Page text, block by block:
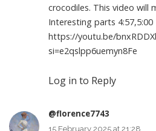
crocodiles. This video will
Interesting parts 4:57,5:00
https://youtu.be/
si=e2qslpp6uemyn8Fe
Log in to Reply
@florence7743
15 February 2025 at 21:28